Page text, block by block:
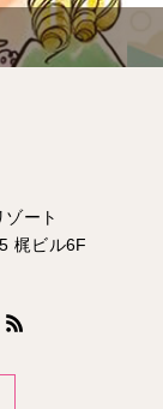
ート
梶ビル6F